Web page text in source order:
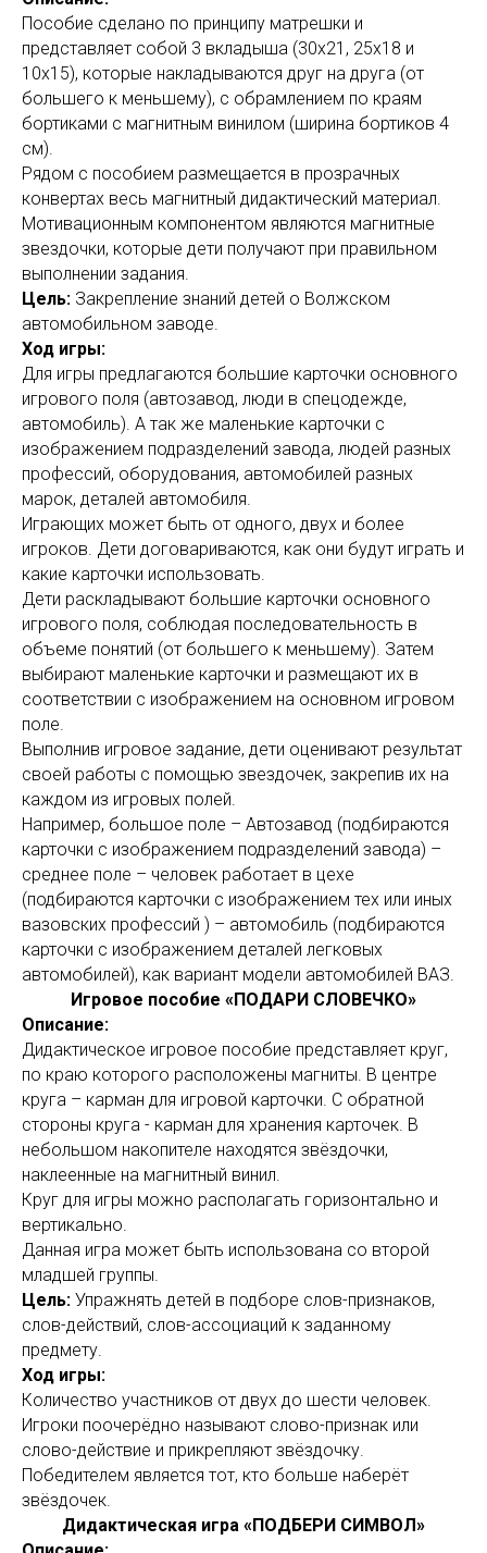
Пособие сделано по принципу матрешки и
представляет собой 3 вкладыша (30х21, 25х18 и
10х15), которые накладываются друг на друга (от
большего к меньшему), с обрамлением по краям
бортиками с магнитным винилом (ширина бортиков 4
см).
Рядом с пособием размещается в прозрачных
конвертах весь магнитный дидактический материал.
Мотивационным компонентом являются магнитные
звездочки, которые дети получают при правильном
выполнении задания.
Цель: Закрепление знаний детей о Волжском
автомобильном заводе.
Ход игры:
Для игры предлагаются большие карточки основного
игрового поля (автозавод, люди в спецодежде,
автомобиль). А так же маленькие карточки с
изображением подразделений завода, людей разных
профессий, оборудования, автомобилей разных
марок, деталей автомобиля.
Играющих может быть от одного, двух и более
игроков. Дети договариваются, как они будут играть и
какие карточки использовать.
Дети раскладывают большие карточки основного
игрового поля, соблюдая последовательность в
объеме понятий (от большего к меньшему). Затем
выбирают маленькие карточки и размещают их в
соответствии с изображением на основном игровом
поле.
Выполнив игровое задание, дети оценивают результат
своей работы с помощью звездочек, закрепив их на
каждом из игровых полей.
Например, большое поле – Автозавод (подбираются
карточки с изображением подразделений завода) –
среднее поле – человек работает в цехе
(подбираются карточки с изображением тех или иных
вазовских профессий ) – автомобиль (подбираются
карточки с изображением деталей легковых
автомобилей), как вариант модели автомобилей ВАЗ.
Игровое пособие «ПОДАРИ СЛОВЕЧКО»
Описание:
Дидактическое игровое пособие представляет круг,
по краю которого расположены магниты. В центре
круга – карман для игровой карточки. С обратной
стороны круга - карман для хранения карточек. В
небольшом накопителе находятся звёздочки,
наклеенные на магнитный винил.
Круг для игры можно располагать горизонтально и
вертикально.
Данная игра может быть использована со второй
младшей группы.
Цель: Упражнять детей в подборе слов-признаков,
слов-действий, слов-ассоциаций к заданному
предмету.
Ход игры:
Количество участников от двух до шести человек.
Игроки поочерёдно называют слово-признак или
слово-действие и прикрепляют звёздочку.
Победителем является тот, кто больше наберёт
звёздочек.
Дидактическая игра «ПОДБЕРИ СИМВОЛ»